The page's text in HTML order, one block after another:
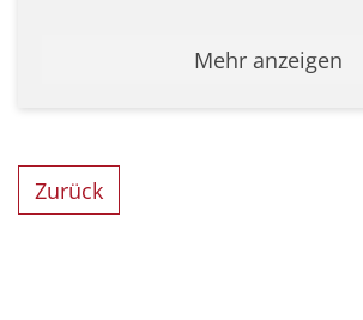
Mehr anzeigen
Zurück